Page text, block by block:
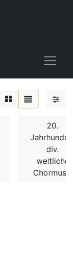
20.
div.
weltliche
Chormusik